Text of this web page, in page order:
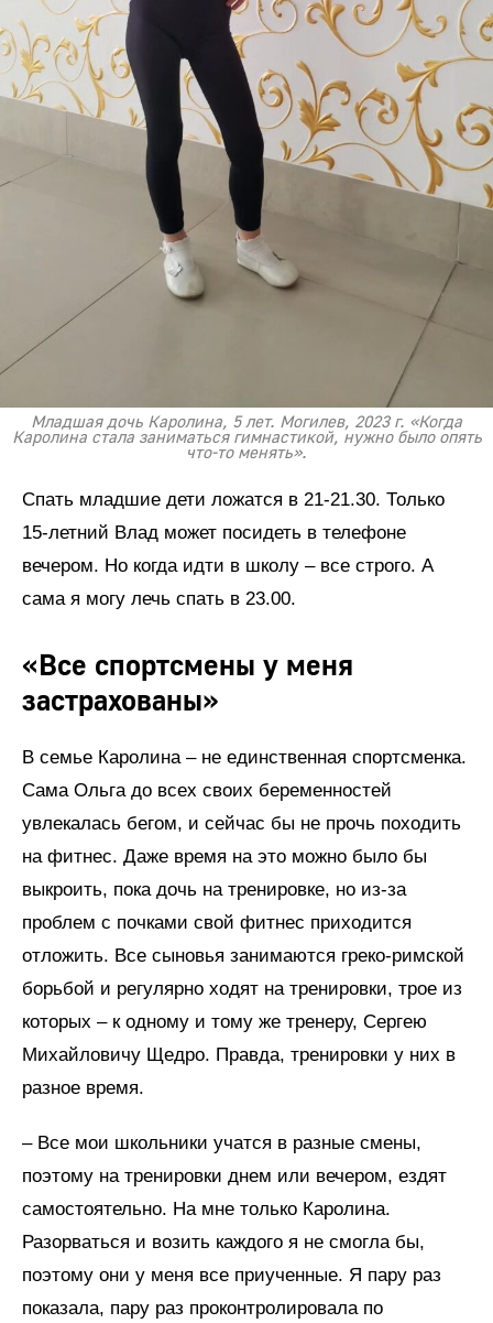
Младшая дочь Каролина, 5 лет. Могилев, 2023 г. «Когда
Каролина стала заниматься гимнастикой, нужно было опять
что-то менять».
Спать младшие дети ложатся в 21-21.30. Только
15-летний Влад может посидеть в телефоне
вечером. Но когда идти в школу – все строго. А
сама я могу лечь спать в 23.00.
«Все спортсмены у меня
застрахованы»
В семье Каролина – не единственная спортсменка.
Сама Ольга до всех своих беременностей
увлекалась бегом, и сейчас бы не прочь походить
на фитнес. Даже время на это можно было бы
выкроить, пока дочь на тренировке, но из-за
проблем с почками свой фитнес приходится
отложить. Все сыновья занимаются греко-римской
борьбой и регулярно ходят на тренировки, трое из
которых – к одному и тому же тренеру, Сергею
Михайловичу Щедро. Правда, тренировки у них в
разное время.
– Все мои школьники учатся в разные смены,
поэтому на тренировки днем или вечером, ездят
самостоятельно. На мне только Каролина.
Разорваться и возить каждого я не смогла бы,
поэтому они у меня все приученные. Я пару раз
показала, пару раз проконтролировала по